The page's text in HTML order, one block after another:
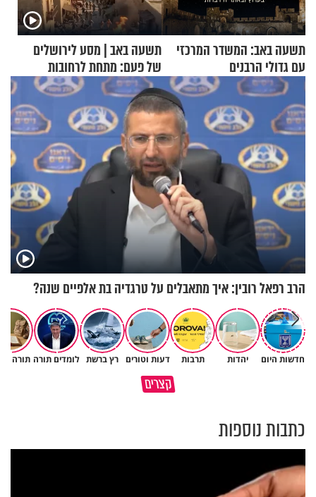
תשעה באב: המשדר המרכזי
עם גדולי הרבנים
תשעה באב | מסע לירושלים
של פעם: מתחת לרחובות
ירושלים
הרב רפאל רובין: איך מתאבלים על טרגדיה בת אלפיים שנה?
חדשות היום יהדות תרבות דעות וטורים רץ ברשת לומדים תורה תורה
קצרים
הקשר בין סרטן השלפוחית לעישון
כתבות נוספות